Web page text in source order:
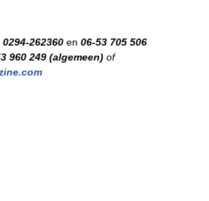
0294-262360 en 06-53 705 506
960 249 (algemeen) of